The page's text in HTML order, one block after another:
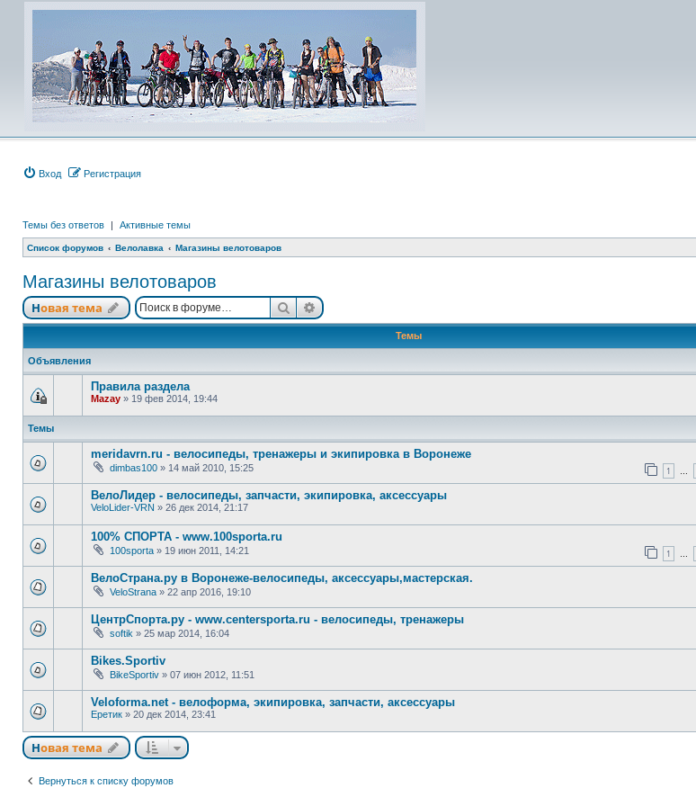
Вход Регистрация
Темы без ответов | Активные темы
Список форумов Велолавка Магазины велотоваров
Магазины велотоваров
Новая тема ПоискРасширенный поиск
Темы
Объявления
Правила раздела
Mazay » 19 фев 2014, 19:44
Темы
meridavrn.ru - велосипеды, тренажеры и экипировка в Воронеже
dimbas100 » 14 май 2010, 15:25 1 …
ВелоЛидер - велосипеды, запчасти, экипировка, аксессуары
VeloLider-VRN » 26 дек 2014, 21:17
100% СПОРТА - www.100sporta.ru
100sporta » 19 июн 2011, 14:21 1 …
ВелоСтрана.ру в Воронеже-велосипеды, аксессуары,мастерская.
VeloStrana » 22 апр 2016, 19:10
ЦентрСпорта.ру - www.centersporta.ru - велосипеды, тренажеры
softik » 25 мар 2014, 16:04
Bikes.Sportiv
BikeSportiv » 07 июн 2012, 11:51
Veloforma.net - велоформа, экипировка, запчасти, аксессуары
Еретик » 20 дек 2014, 23:41
Новая тема
Вернуться к списку форумов